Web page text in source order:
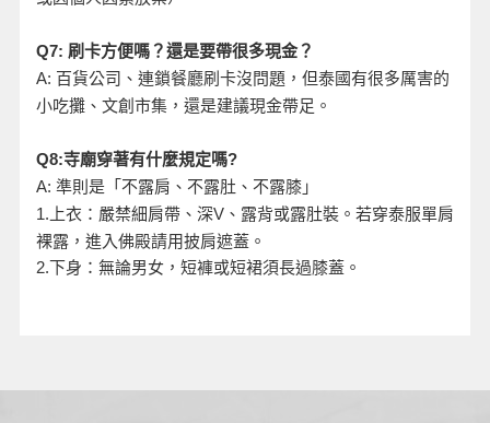
Q7: 刷卡方便嗎？還是要帶很多現金？
A: 百貨公司、連鎖餐廳刷卡沒問題，但泰國有很多厲害的
小吃攤、文創市集，還是建議現金帶足。
Q8:寺廟穿著有什麼規定嗎?
A: 準則是「不露肩、不露肚、不露膝」
1. 上衣：嚴禁細肩帶、深V、露背或露肚裝。若穿泰服單肩
裸露，進入佛殿請用披肩遮蓋。
2.下身：無論男女，短褲或短裙須長過膝蓋。